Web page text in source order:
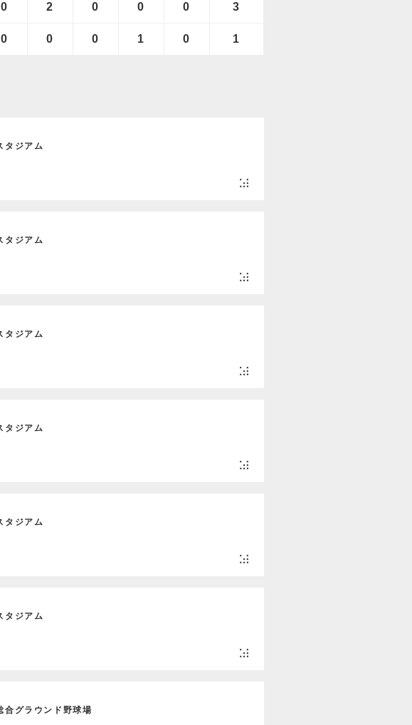
0 2 0 0 0 3
0 0 0 1 0 1
タジアム
タジアム
タジアム
タジアム
タジアム
タジアム
合グラウンド野球場